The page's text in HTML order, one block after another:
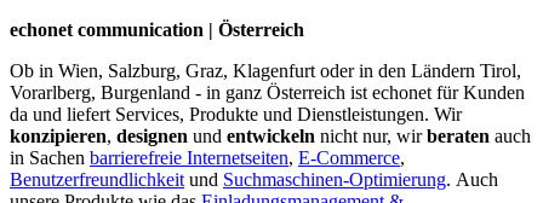
echonet communication | Österreich
Ob in Wien, Salzburg, Graz, Klagenfurt oder in den Ländern Tirol,
Vorarlberg, Burgenland - in ganz Österreich ist echonet für Kunden
da und liefert Services, Produkte und Dienstleistungen. Wir
konzipieren, designen und entwickeln nicht nur, wirberaten auch
in Sachen barrierefreie Internetseiten, E-Commerce,
Benutzerfreundlichkeit und Suchmaschinen-Optimierung. Auch